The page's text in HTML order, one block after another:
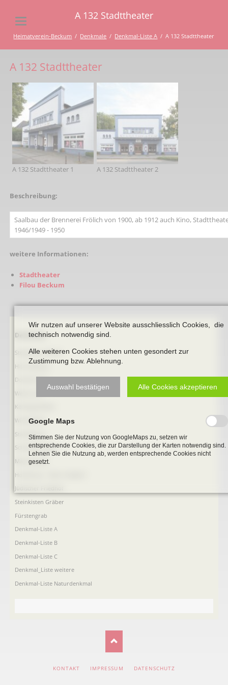
A 132 Stadttheater
Heimatverein-Beckum Denkmale Denkmal-Liste A A 132 Stadttheater
A 132 Stadttheater
A 132 Stadttheater 1 A 132 Stadttheater 2
Beschreibung:
Saalbau der Brennerei Frölich von 1900, ab 1912 auch Kino,
1946/1949 - 1950
weitere Informationen:
Stadtheater
Filou Beckum
Navigation
Denkmale
Stephanus-Kirche
Hist. Rathaus
Domitorium
Wehrturm
Köttings Mühle
Windmühle
Ständehaus
Schmiede Galen
Mariensäule
Hochkreuz - Alter Friedhof
Jüdischer Friedhof
Steinkisten Gräber
Fürstengrab
Denkmal-Liste A
Denkmal-Liste B
Denkmal-Liste C
Denkmal_Liste weitere
Denkmal-Liste Naturdenkmal
KONTAKT IMPRESSUM DATENSCHUTZ
Wir nutzen auf unserer Website ausschliesslich Cookies, die
technisch notwendig sind.
Alle weiteren Cookies stehen unten gesondert zur
Zustimmung bzw. Ablehnung.
Auswahl bestätigen Alle Cookies akzeptieren
Google Maps
Stimmen Sie der Nutzung von GoogleMaps zu, setzen wir
entsprechende Cookies, die zur Darstellung der Karten notwendig sind.
Lehnen Sie die Nutzung ab, werden entsprechende Cookies nicht
gesetzt.